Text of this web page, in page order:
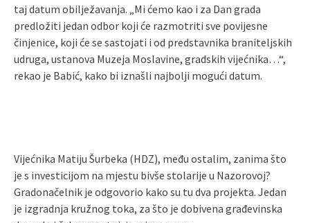
taj datum obilježavanja. „Mi ćemo kao i za Dan grada
predložiti jedan odbor koji će razmotriti sve povijesne
činjenice, koji će se sastojati i od predstavnika braniteljskih
udruga, ustanova Muzeja Moslavine, gradskih vijećnika…“,
rekao je Babić, kako bi iznašli najbolji mogući datum.
Vijećnika Matiju Šurbeka (HDZ), među ostalim, zanima što
je s investicijom na mjestu bivše stolarije u Nazorovoj?
Gradonačelnik je odgovorio kako su tu dva projekta. Jedan
je izgradnja kružnog toka, za što je dobivena građevinska